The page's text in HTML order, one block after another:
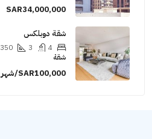
SAR34,000,000
شقة دوبلكس
1350
شقة
SAR100,000/شهريا